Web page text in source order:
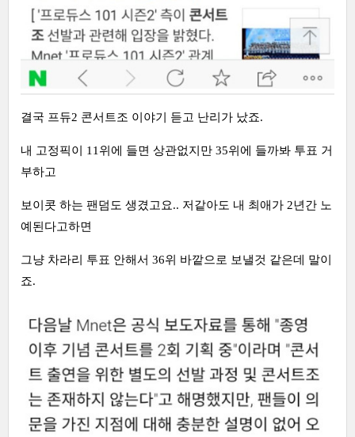
결국 프듀2 콘서트조 이야기 듣고 난리가 났죠.
내 고정픽이 11위에 들면 상관없지만 35위에 들까봐 투표 거
부하고
보이콧 하는 팬덤도 생겼고요.. 저같아도 내 최애가 2년간 노
예된다고하면
그냥 차라리 투표 안해서 36위 바깥으로 보낼것 같은데 말이
죠.